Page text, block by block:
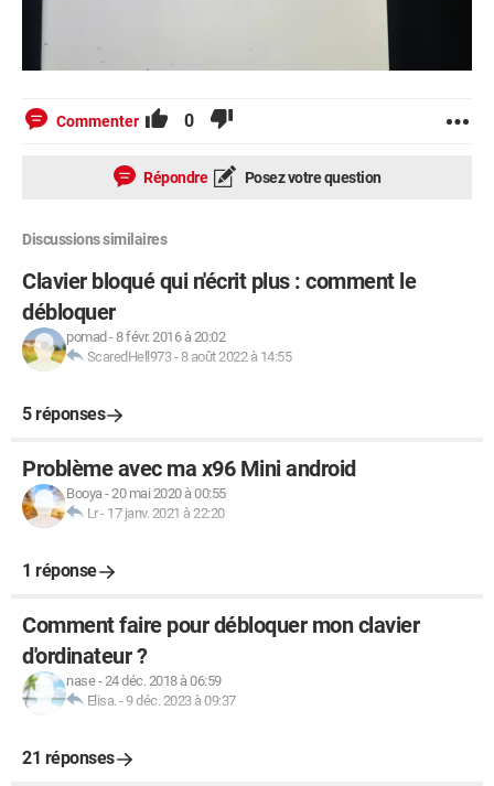
Commenter 0
Répondre Posez votre question
Discussions similaires
Clavier bloqué qui n'écrit plus : comment le
débloquer
pomad -8 févr. 2016 à 20:02
ScaredHell973- 8 août 2022 à 14:55
5 réponses
Problème avec ma x96 Mini android
Booya-20 mai 2020 à 00:55
Lr- 17 janv. 2021 à 22:20
1 réponse
Comment faire pour débloquer mon clavier
d'ordinateur ?
nase-24 déc. 2018 à 06:59
Elisa. -9 déc. 2023 à 09:37
21 réponses